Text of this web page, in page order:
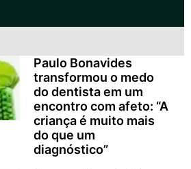
Paulo Bonavides
transformou o medo
do dentista em um
encontro com afeto: “A
criança é muito mais
do que um
diagnóstico”